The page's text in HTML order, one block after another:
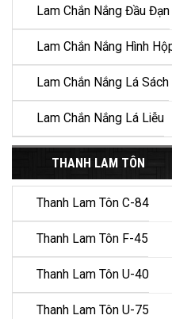
Lam Chắn Nắng Đầu Đạn
Lam Chắn Nắng Hình
Lam Chắn Nắng Lá Sách
Lam Chắn Nắng Lá Liễu
THANH LAM TÔN
Thanh Lam Tôn C-84
Thanh Lam Tôn F-45
Thanh Lam Tôn U-40
Thanh Lam Tôn U-75